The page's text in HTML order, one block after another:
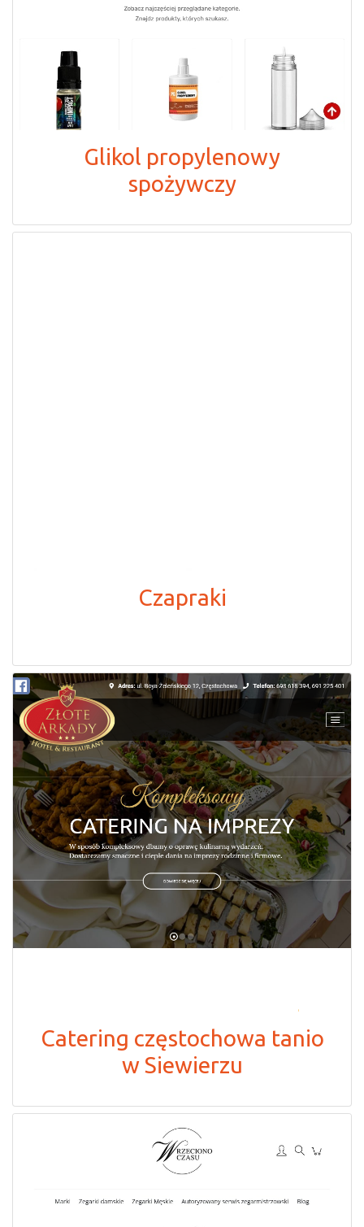
Glikol propylenowy
spożywczy
Czapraki
Catering częstochowa tanio
w Siewierzu